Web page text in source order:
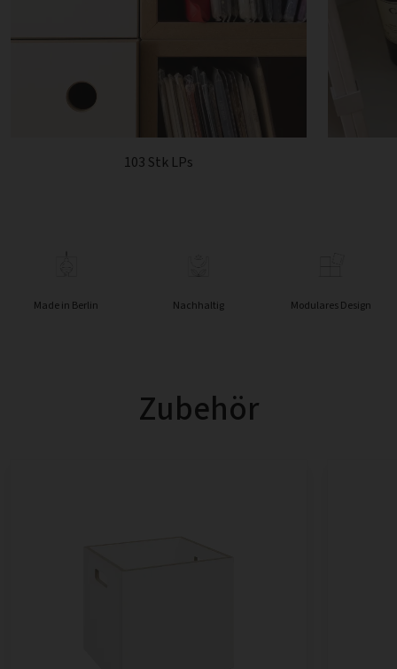
103 Stk LPs
Made in Berlin Nachhaltig Modulares Design
Zubehör